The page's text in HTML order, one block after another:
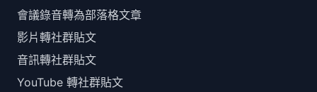
會議錄音轉為部落格文章
影片轉社群貼文
音訊轉社群貼文
YouTube 轉社群貼文